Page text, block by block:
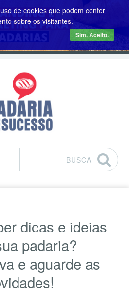
BUSCA
dicas e ideias
padaria?
e aguarde as
de cookies que podem conter
sobre os visitantes.
Sim. Aceito.